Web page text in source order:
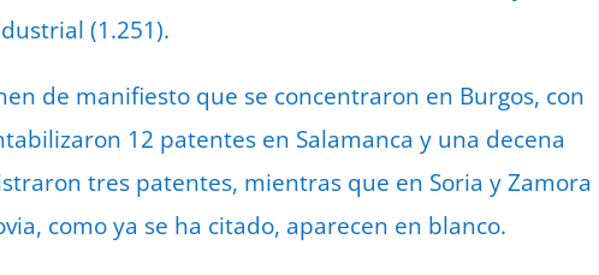
(1.251).
de manifiesto que se concentraron en Burgos, con
12 patentes en Salamanca y una decena
tres patentes, mientras que en Soria y Zamora
como ya se ha citado, aparecen en blanco.